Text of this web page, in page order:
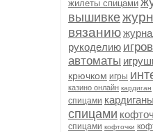
жилеты спицами
вышивке
вязанию
рукоделию
автоматы
крючком игры
казино онлайн кардиган
спицами кардиганы
спицами
спицами кофточки